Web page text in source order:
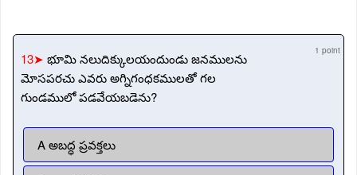
13➤ భూమి నలుదిక్కులయందుండు జనములను
మోసపరచు ఎవరు అగ్నిగంధకములతో గల
గుండములో పడవేయబడెను?
1 point
A అబద్ధ ప్రవక్తలు